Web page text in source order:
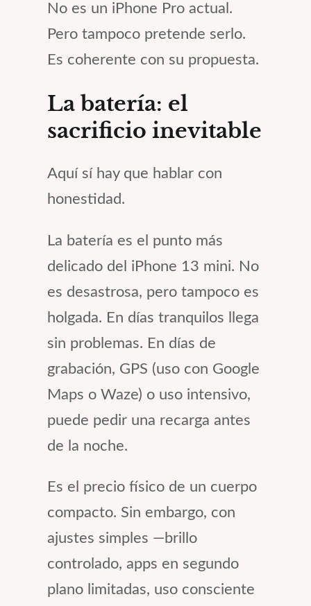
No es un iPhone Pro actual.
Pero tampoco pretende serlo.
Es coherente con su propuesta.
La batería: el
sacrificio inevitable
Aquí sí hay que hablar con
honestidad.
La batería es el punto más
delicado del iPhone 13 mini. No
es desastrosa, pero tampoco es
holgada. En días tranquilos llega
sin problemas. En días de
grabación, GPS (uso con Google
Maps o Waze) o uso intensivo,
puede pedir una recarga antes
de la noche.
Es el precio físico de un cuerpo
compacto. Sin embargo, con
ajustes simples —brillo
controlado, apps en segundo
plano limitadas, uso consciente